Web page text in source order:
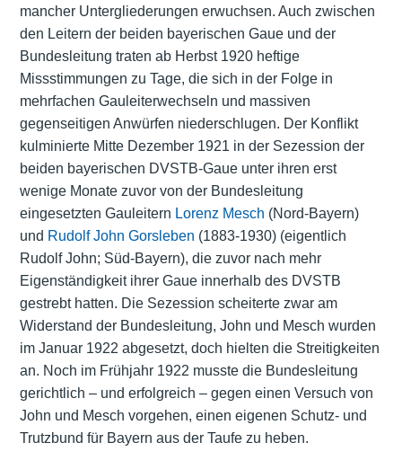
mancher Untergliederungen erwuchsen. Auch zwischen
den Leitern der beiden bayerischen Gaue und der
Bundesleitung traten ab Herbst 1920 heftige
Missstimmungen zu Tage, die sich in der Folge in
mehrfachen Gauleiterwechseln und massiven
gegenseitigen Anwürfen niederschlugen. Der Konflikt
kulminierte Mitte Dezember 1921 in der Sezession der
beiden bayerischen DVSTB-Gaue unter ihren erst
wenige Monate zuvor von der Bundesleitung
eingesetzten Gauleitern Lorenz Mesch (Nord-Bayern)
und Rudolf John Gorsleben (1883-1930) (eigentlich
Rudolf John; Süd-Bayern), die zuvor nach mehr
Eigenständigkeit ihrer Gaue innerhalb des DVSTB
gestrebt hatten. Die Sezession scheiterte zwar am
Widerstand der Bundesleitung, John und Mesch wurden
im Januar 1922 abgesetzt, doch hielten die Streitigkeiten
an. Noch im Frühjahr 1922 musste die Bundesleitung
gerichtlich – und erfolgreich – gegen einen Versuch von
John und Mesch vorgehen, einen eigenen Schutz- und
Trutzbund für Bayern aus der Taufe zu heben.